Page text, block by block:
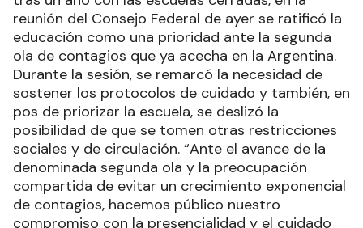
reunión del Consejo Federal de ayer se ratificó la
educación como una prioridad ante la segunda
ola de contagios que ya acecha en la Argentina.
Durante la sesión, se remarcó la necesidad de
sostener los protocolos de cuidado y también, en
pos de priorizar la escuela, se deslizó la
posibilidad de que se tomen otras restricciones
sociales y de circulación. “Ante el avance de la
denominada segunda ola y la preocupación
compartida de evitar un crecimiento exponencial
de contagios, hacemos público nuestro
compromiso con la presencialidad y el cuidado